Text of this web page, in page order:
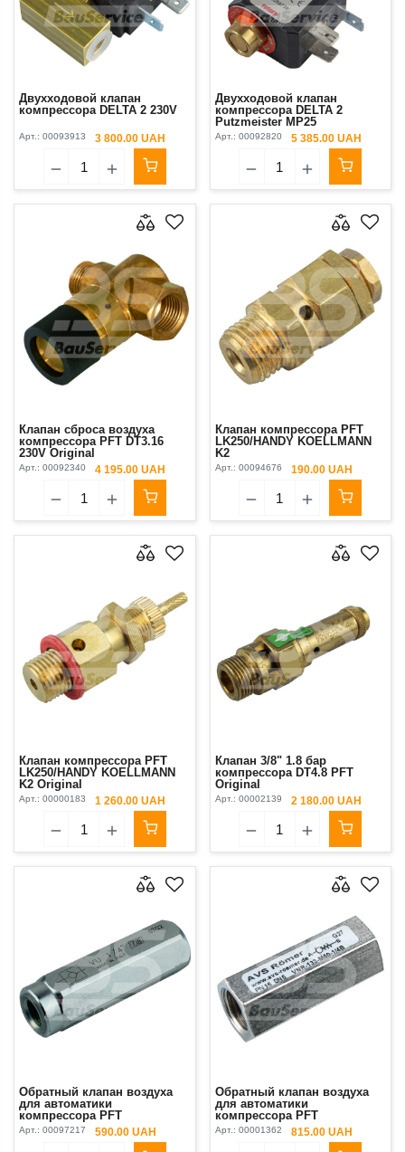
Двухходовой клапан
компрессора DELTA 2 230V
Арт.: 00093913 3 800.00 UAH
Двухходовой клапан
компрессора DELTA 2
Putzmeister MP25
(электромагнитный) Original
Арт.: 00092820 5 385.00 UAH
Клапан сброса воздуха
компрессора PFT DT3.16
230V Original
Арт.: 00092340 4 195.00 UAH
Клапан компрессора PFT
LK250/HANDY KOELLMANN
K2
Арт.: 00094676 190.00 UAH
Клапан компрессора PFT
LK250/HANDY KOELLMANN
K2 Original
Арт.: 00000183 1 260.00 UAH
Клапан 3/8" 1.8 бар
компрессора DT4.8 PFT
Original
Арт.: 00002139 2 180.00 UAH
Обратный клапан воздуха
для автоматики
компрессора PFT
LK250/HANDY KOELLMANN
K2
Арт.: 00097217 590.00 UAH
Обратный клапан воздуха
для автоматики
компрессора PFT
LK250/HANDY KOELLMANN
K2 Original
Арт.: 00001362 815.00 UAH